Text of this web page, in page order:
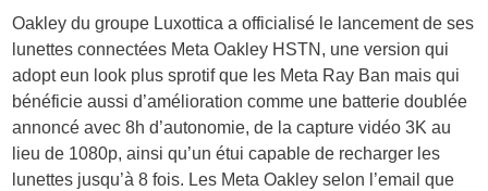
Oakley du groupe Luxottica a officialisé le lancement de ses
lunettes connectées Meta Oakley HSTN, une version qui
adopt eun look plus sprotif que les Meta Ray Ban mais qui
bénéficie aussi d’amélioration comme une batterie doublée
annoncé avec 8h d’autonomie, de la capture vidéo 3K au
lieu de 1080p, ainsi qu’un étui capable de recharger les
lunettes jusqu’à 8 fois. Les Meta Oakley selon l’email que